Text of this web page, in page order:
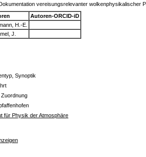
vereisungsrelevanter wolkenphysikalischer
Autoren-ORCID-iD
H.-E.
J.
Synoptik
Zuordnung
für Physik der Atmosphäre